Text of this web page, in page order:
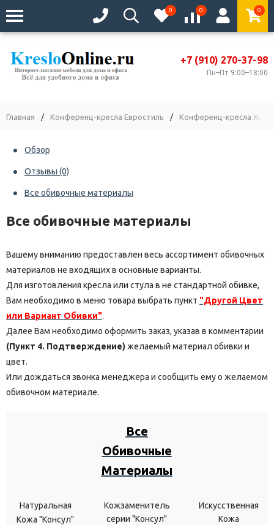
0 0 0
+7 (910) 270-37-98
Пн–Пт 9:00–18:00
Главная / Конференц-кресла Евростиль / Конференц-кресла Хром
Обзор
Отзывы (0)
Все обивочные материалы
Все обивочные материалы
Вашему вниманию предоставлен весь ассортимент обивочных
материалов не входящих в основные варианты.
Для изготовления кресла или стула в не стандартной обивке,
Вам необходимо в меню товара выбрать пункт "Другой Цвет
или Вариант Обивки".
Далее Вам необходимо оформить заказ, указав в комментарии
(Пункт 4. Подтверждение) желаемый материал обивки и
цвет.
Или дождаться звонка менеджера и сообщить ему о желаемом
обивочном материале.
Все
Обивочные
Материалы
Натуральная
Кожа "Консул"
Кожзаменитель
серии "Консул"
Искусственная
Кожа